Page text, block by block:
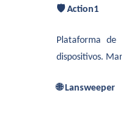
🛡️ Action1
Plataforma de
dispositivos.
🌐 Lansweeper